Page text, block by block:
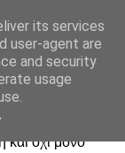
και όχι μόνο
its services
user-agent are
and security
usage